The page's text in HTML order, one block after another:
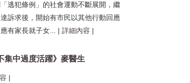
逃犯條例」的社會運動不斷展開，繼
訴求後，開始有市民以其他行動回應
有家長就子女... | 詳細內容 |
集中過度活躍》麥醫生
|